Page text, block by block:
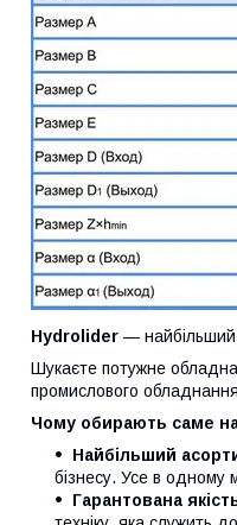
Hydrolider — найбільший
Шукаєте потужне
промислового
Чому обирають саме
Найбільший
бізнесу. Усе в одному
Гарантована